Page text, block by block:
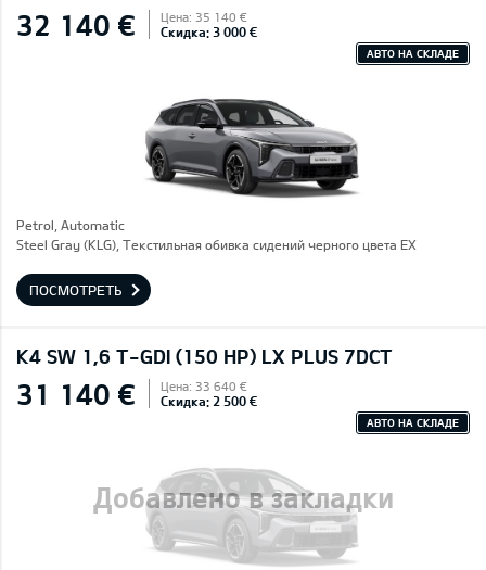
32 140 € Цена: 35 140 €
Скидка: 3 000 €
АВТО НА СКЛАДЕ
Petrol, Automatic
Steel Gray (KLG), Текстильная обивка сидений черного цвета EX
ПОСМОТРЕТЬ
K4 SW 1,6 T-GDI (150 HP) LX PLUS 7DCT
Добавлено в закладки
31 140 € Цена: 33 640 €
Скидка: 2 500 €
АВТО НА СКЛАДЕ